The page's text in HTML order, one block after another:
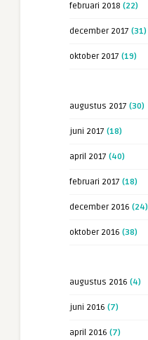
februari 2018 (22)
december 2017 (31)
oktober 2017 (19)
augustus 2017 (30)
juni 2017 (18)
april 2017 (40)
februari 2017 (18)
december 2016 (24)
oktober 2016 (38)
augustus 2016 (4)
juni 2016 (7)
april 2016 (7)